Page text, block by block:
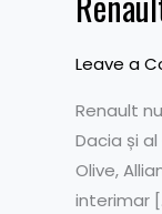
Leave a
Renault
Dacia și
Olive,
interimar